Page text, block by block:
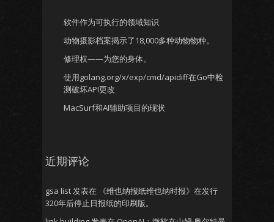
软件作为可执行的领域知识
动物摄影档案揭示了18,000多种动物物种。
修理权——为您的身体。
使用golang.org/x/exp/cmd/apidiff在Go中检
测破坏API更改
MacSurf和AI辅助项目的现状
近期评论
gsa list发表在
《维也纳报纸维也纳时报》在发行
320年后停止日报纸的印刷版。